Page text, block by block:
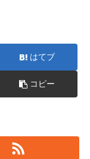
はてブ
コピー